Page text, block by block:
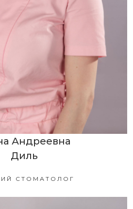
Андреевна
Диль
СТОМАТОЛОГ